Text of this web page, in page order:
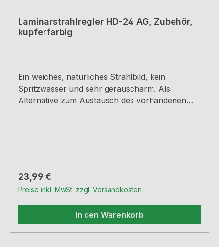
Laminarstrahlregler HD-24 AG, Zubehör,
kupferfarbig
Ein weiches, natürliches Strahlbild, kein
Spritzwasser und sehr geräuscharm. Als
Alternative zum Austausch des vorhandenen
Regulärer Preis:
23,99 €
Preise inkl. MwSt. zzgl. Versandkosten
In den Warenkorb